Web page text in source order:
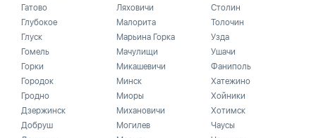
Гатово
Глубокое
Глуск
Гомель
Горки
Городок
Гродно
Дзержинск
Добруш
Ляховичи
Малорита
Марьина Горка
Мачулищи
Микашевичи
Минск
Миоры
Михановичи
Могилев
Столин
Толочин
Узда
Ушачи
Фаниполь
Хатежино
Хойники
Хотимск
Чаусы